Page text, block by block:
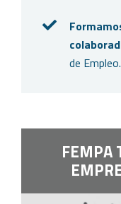
de Empleo.
FEMPA